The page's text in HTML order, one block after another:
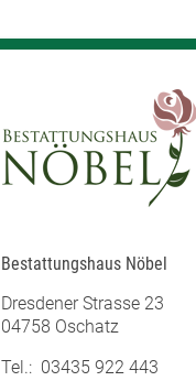
Bestattungshaus Nöbel
Dresdener Strasse 23
04758 Oschatz
Tel.: 03435 922 443